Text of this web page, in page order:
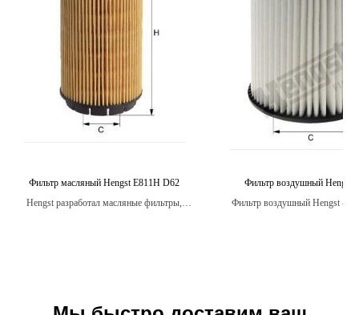
Фильтр масляный Hengst E811H D62
Hengst разработал масляные фильтры,
Фильтр воздушный Hengst
Фильтр воздушный Hengst -